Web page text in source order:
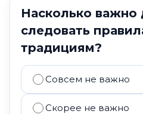
Насколько важно
следовать
традициям?
Совсем не важно
Скорее не важно